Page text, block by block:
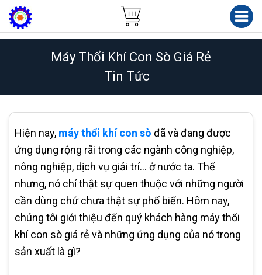
Máy Thổi Khí Con Sò Giá Rẻ
Tin Tức
Hiện nay, máy thổi khí con sò đã và đang được
ứng dụng rộng rãi trong các ngành công nghiệp,
nông nghiệp, dịch vụ giải trí… ở nước ta. Thế
nhưng, nó chỉ thật sự quen thuộc với những người
cần dùng chứ chưa thật sự phổ biến. Hôm nay,
chúng tôi giới thiệu đến quý khách hàng máy thổi
khí con sò giá rẻ và những ứng dụng của nó trong
sản xuất là gì?